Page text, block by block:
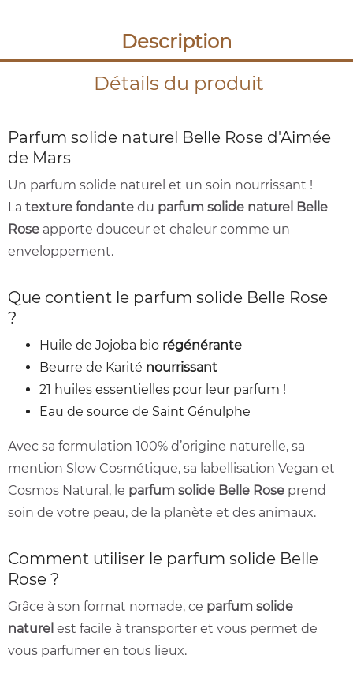
Description
Détails du produit
Parfum solide naturel Belle Rose d'Aimée
de Mars
Un parfum solide naturel et un soin nourrissant !
La texture fondante du parfum solide naturel Belle
Rose apporte douceur et chaleur comme un
enveloppement.
Que contient le parfum solide Belle Rose
?
Huile de Jojoba bio régénérante
Beurre de Karité nourrissant
21 huiles essentielles pour leur parfum !
Eau de source de Saint Génulphe
Avec sa formulation 100% d’origine naturelle, sa
mention Slow Cosmétique, sa labellisation Vegan et
Cosmos Natural, le parfum solide Belle Rose prend
soin de votre peau, de la planète et des animaux.
Comment utiliser le parfum solide Belle
Rose ?
Grâce à son format nomade, ce parfum solide
naturel est facile à transporter et vous permet de
vous parfumer en tous lieux.